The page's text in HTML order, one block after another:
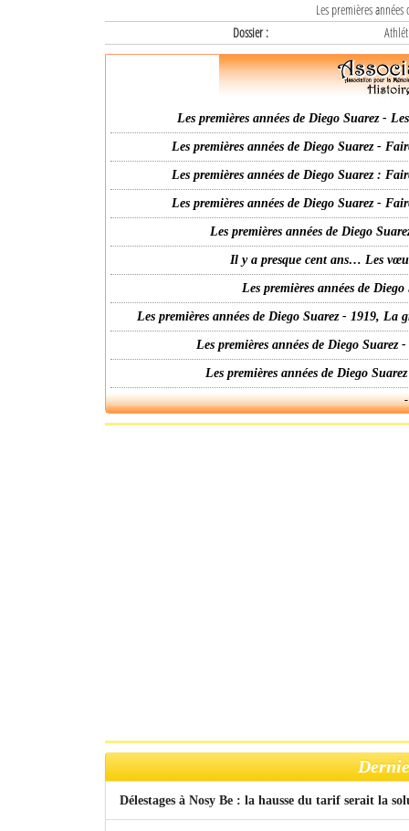
Les premières
Dossier :
Les premières années de Diego Suarez -
Les premières années de Diego Suarez -
Les premières années de Diego Suarez :
Les premières années de Diego Suarez -
Les premières années de Diego
Il y a presque cent ans… Les
Les premières années de
Les premières années de Diego Suarez - 1919,
Les premières années de Diego
Les premières années de Diego
Délestages à Nosy Be : la hausse du tarif serait la